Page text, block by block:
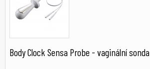
Body Clock Sensa Probe - vaginální sonda